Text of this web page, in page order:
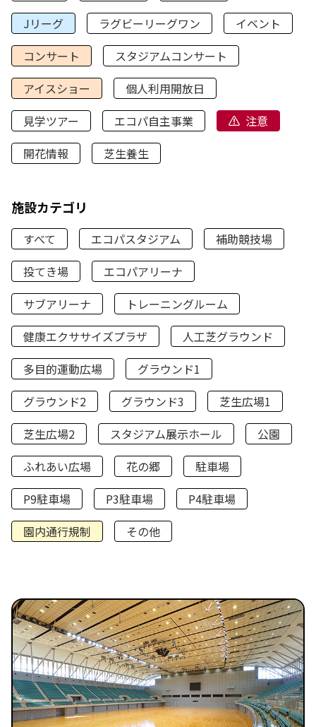
Jリーグ
ラグビーリーグワン
イベント
コンサート
スタジアムコンサート
アイスショー
個人利用開放日
見学ツアー
エコパ自主事業
注意
開花情報
芝生養生
施設カテゴリ
すべて エコパスタジアム
補助競技場
投てき場
エコパアリーナ
サブアリーナ
トレーニングルーム
健康エクササイズプラザ
人工芝グラウンド
多目的運動広場
グラウンド1
グラウンド2
グラウンド3
芝生広場1
芝生広場2
スタジアム展示ホール
公園
ふれあい広場
花の郷
駐車場
P9駐車場
P3駐車場
P4駐車場
園内通行規制
その他